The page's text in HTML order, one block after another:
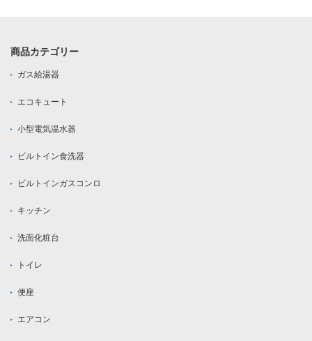
商品カテゴリー
ガス給湯器
エコキュート
小型電気温水器
ビルトイン食洗器
ビルトインガスコンロ
キッチン
洗面化粧台
トイレ
便座
エアコン